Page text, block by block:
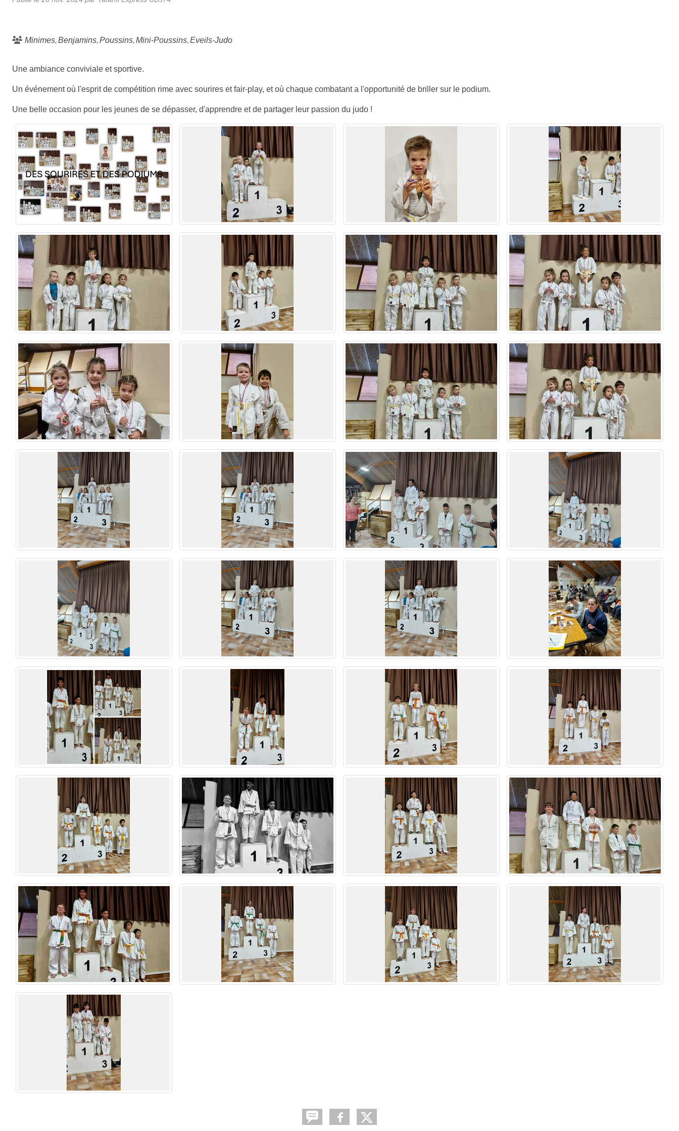
Minimes Benjamins Poussins Mini-Poussins Eveils-Judo
Une ambiance conviviale et sportive.
Un événement où l'esprit de compétition rime avec sourires et fair-play, et où chaque combatant a l'opportunité de briller sur le podium.
Une belle occasion pour les jeunes de se dépasser, d'apprendre et de partager leur passion du judo !